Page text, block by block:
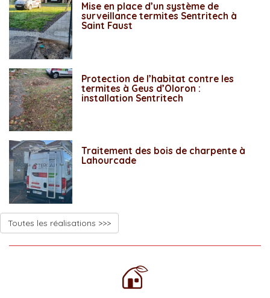
Mise en place d’un système de
surveillance termites Sentritech à
Saint Faust
Protection de l’habitat contre les
termites à Geus d’Oloron :
installation Sentritech
Traitement des bois de charpente à
Lahourcade
Toutes les réalisations >>>